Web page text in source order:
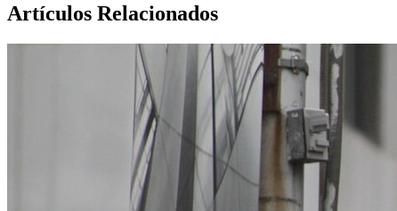
Artículos Relacionados